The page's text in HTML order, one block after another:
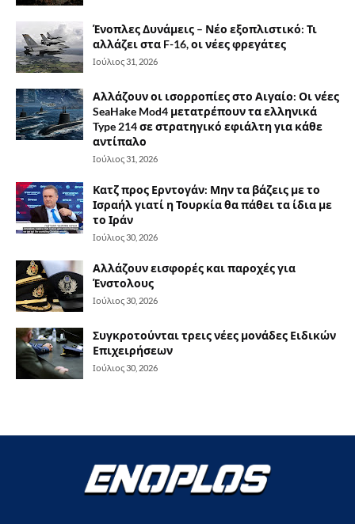
Ένοπλες Δυνάμεις – Νέο εξοπλιστικό: Τι
αλλάζει στα F-16, οι νέες φρεγάτες
Ιούλιος 31, 2026
Αλλάζουν οι ισορροπίες στο Αιγαίο: Οι νέες
SeaHake Mod4 μετατρέπουν τα ελληνικά
Type 214 σε στρατηγικό εφιάλτη για κάθε
αντίπαλο
Ιούλιος 31, 2026
Κατζ προς Ερντογάν: Μην τα βάζεις με το
Ισραήλ γιατί η Τουρκία θα πάθει τα ίδια με
το Ιράν
Ιούλιος 30, 2026
Αλλάζουν εισφορές και παροχές για
Ένστολους
Ιούλιος 30, 2026
Συγκροτούνται τρεις νέες μονάδες Ειδικών
Επιχειρήσεων
Ιούλιος 30, 2026